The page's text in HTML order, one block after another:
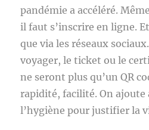
pandémie a accéléré.
il faut s’inscrire en ligne.
que via les réseaux
voyager, le ticket ou le
ne seront plus qu’un QR
rapidité, facilité. On ajoute
l’hygiène pour justifier la